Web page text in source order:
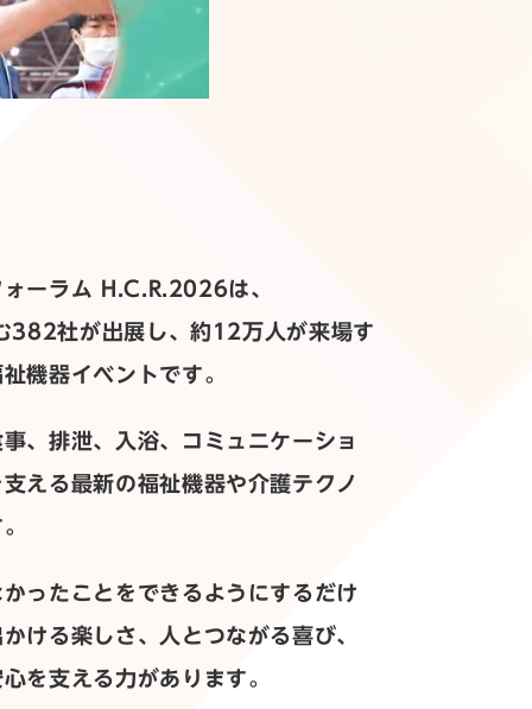
ーラム H.C.R.2026は、
382社が出展し、約12万人が来場す
機器イベントです。
、排泄、入浴、コミュニケーショ
える最新の福祉機器や介護テクノ
ったことをできるようにするだけ
ける楽しさ、人とつながる喜び、
を支える力があります。